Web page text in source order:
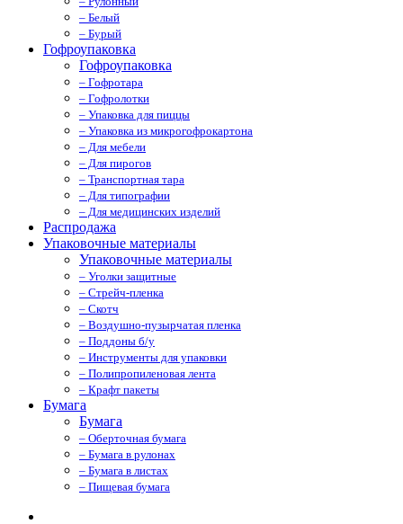
– Белый
– Бурый
Гофроупаковка
Гофроупаковка
– Гофротара
– Гофролотки
– Упаковка для пиццы
– Упаковка из микрогофрокартона
– Для мебели
– Для пирогов
– Транспортная тара
– Для типографии
– Для медицинских изделий
Распродажа
Упаковочные материалы
Упаковочные материалы
– Уголки защитные
– Стрейч-пленка
– Скотч
– Воздушно-пузырчатая пленка
– Поддоны б/у
– Инструменты для упаковки
– Полипропиленовая лента
– Крафт пакеты
Бумага
Бумага
– Оберточная бумага
– Бумага в рулонах
– Бумага в листах
– Пищевая бумага